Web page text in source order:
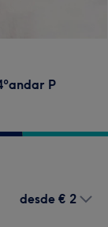
P
desde € 2